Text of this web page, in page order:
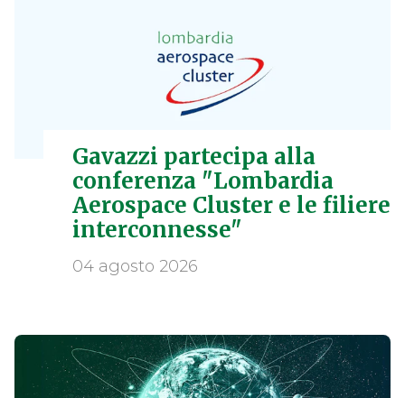
Gavazzi partecipa alla
conferenza "Lombardia
Aerospace Cluster e le filiere
interconnesse"
04 agosto 2026